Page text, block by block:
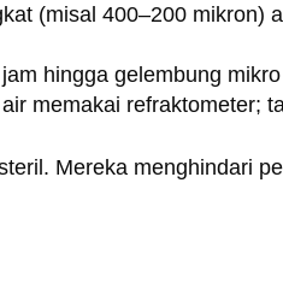
(misal 400–200 mikron)
hingga gelembung
memakai refraktometer;
Mereka menghindari